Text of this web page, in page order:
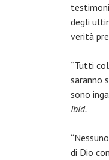
degli
verità
“Tutti
saranno
sono
Ibid.
di Dio